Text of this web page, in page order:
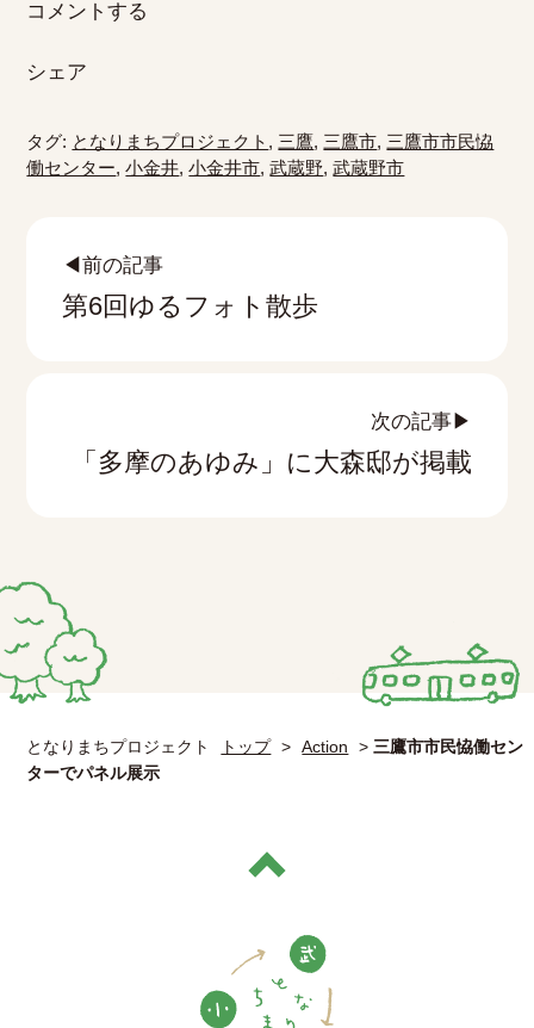
コメントする
シェア
タグ: となりまちプロジェクト , 三鷹, 三鷹市, 三鷹市市民恊
働センター,小金井,小金井市,武蔵野,武蔵野市
◀前の記事
第6回ゆるフォト散歩
次の記事▶
「多摩のあゆみ」に大森邸が掲載
となりまちプロジェクト トップ > Action >三鷹市市民恊働セン
ターでパネル展示